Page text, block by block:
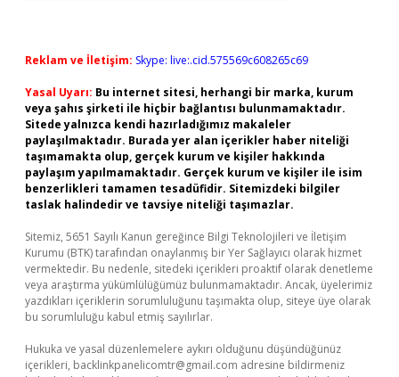
Reklam ve İletişim: Skype: live:.cid.575569c608265c69
Yasal Uyarı: Bu internet sitesi, herhangi bir marka, kurum
veya şahıs şirketi ile hiçbir bağlantısı bulunmamaktadır.
Sitede yalnızca kendi hazırladığımız makaleler
paylaşılmaktadır. Burada yer alan içerikler haber niteliği
taşımamakta olup, gerçek kurum ve kişiler hakkında
paylaşım yapılmamaktadır. Gerçek kurum ve kişiler ile isim
benzerlikleri tamamen tesadüfidir. Sitemizdeki bilgiler
taslak halindedir ve tavsiye niteliği taşımazlar.
Sitemiz, 5651 Sayılı Kanun gereğince Bilgi Teknolojileri ve İletişim
Kurumu (BTK) tarafından onaylanmış bir Yer Sağlayıcı olarak hizmet
vermektedir. Bu nedenle, sitedeki içerikleri proaktif olarak denetleme
veya araştırma yükümlülüğümüz bulunmamaktadır. Ancak, üyelerimiz
yazdıkları içeriklerin sorumluluğunu taşımakta olup, siteye üye olarak
bu sorumluluğu kabul etmiş sayılırlar.
Hukuka ve yasal düzenlemelere aykırı olduğunu düşündüğünüz
içerikleri, backlinkpanelicomtr@gmail.com adresine bildirmeniz